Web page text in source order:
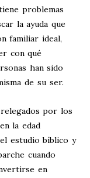
problemas
la ayuda que
familiar ideal,
con qué
han sido
de su ser.
por los
la edad
estudio bíblico y
cuando
en